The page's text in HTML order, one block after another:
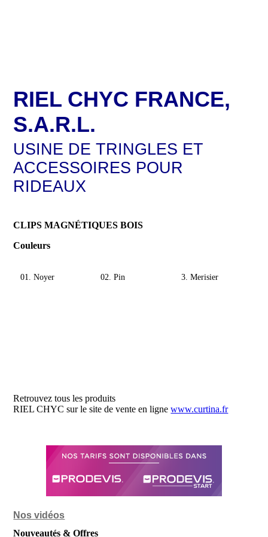
RIEL CHYC FRANCE,
S.A.R.L.
USINE DE TRINGLES ET
ACCESSOIRES POUR
RIDEAUX
CLIPS MAGNÉTIQUES BOIS
Couleurs
01. Noyer 02. Pin 3. Merisier
Retrouvez tous les produits
RIEL CHYC sur le site de vente en lignewww.curtina.fr
Nos vidéos
Nouveautés & Offres